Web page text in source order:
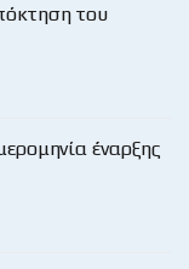
του
έναρξης